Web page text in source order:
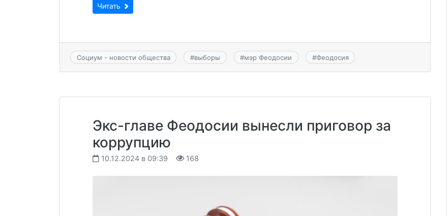
Читать
Социум - новости общества #выборы #мэр Феодосии #Феодосия
Экс-главе Феодосии вынесли приговор за
коррупцию
10.12.2024 в 09:39 168